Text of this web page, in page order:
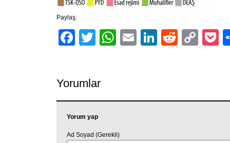
Paylaş:
Facebook
TwitterWhatsApp
EmailLinkedIn
Reddit
Yorumlar
Yorum yap
Ad Soyad (Gerekli)